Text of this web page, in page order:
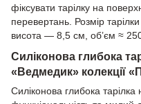
фіксувати тарілку на
перевертань. Розмір
висота — 8,5 см, об’єм ≈
Силіконова глибока
«Ведмедик» колекції
Силіконова глибока